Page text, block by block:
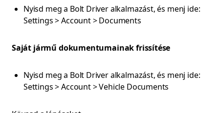
Nyisd meg a Bolt Driver alkalmazást, és menj ide:
Settings > Account > Documents
Saját jármű dokumentumainak frissítése
Nyisd meg a Bolt Driver alkalmazást, és menj ide:
Settings > Account > Vehicle Documents